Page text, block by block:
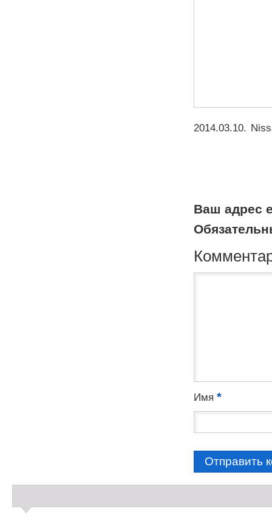
2014.03.10.
Ваш адрес
Имя *